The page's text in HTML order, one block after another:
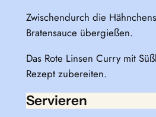
Zwischendurch die
Bratensauce übergießen.
Das Rote Linsen Curry mit
Rezept zubereiten.
Servieren